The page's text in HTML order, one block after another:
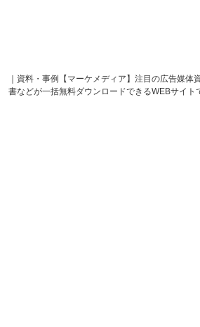
｜資料・事例【マーケメディア】注目の広告媒
書などが一括無料ダウンロードできるWEBサイ